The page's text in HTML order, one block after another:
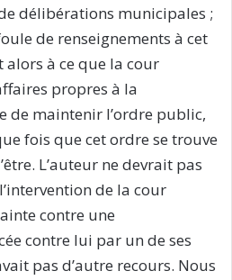
délibérations municipales ;
de renseignements à cet
alors à ce que la cour
propres à la
de maintenir l’ordre public,
fois que cet ordre se trouve
L’auteur ne devrait pas
de la cour
contre une
contre lui par un de ses
pas d’autre recours. Nous